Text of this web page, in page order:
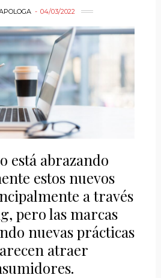
04/03/2022
está abrazando
estos nuevos
a través
pero las marcas
nuevas prácticas
atraer